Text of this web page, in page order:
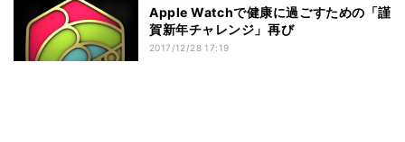
Apple Watchで健康に過ごすための「謹
賀新年チャレンジ」再び
2017/12/28 17:19